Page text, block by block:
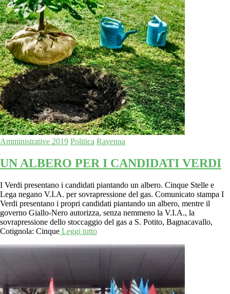
Amministrative 2019 Politica Ravenna
UN ALBERO PER I CANDIDATI VERDI
I Verdi presentano i candidati piantando un albero. Cinque Stelle e
Lega negano V.I.A. per sovrapressione del gas. Comunicato stampa I
Verdi presentano i propri candidati piantando un albero, mentre il
governo Giallo-Nero autorizza, senza nemmeno la V.I.A., la
sovrapressione dello stoccaggio del gas a S. Potito, Bagnacavallo,
Cotignola: Cinque Leggi tutto